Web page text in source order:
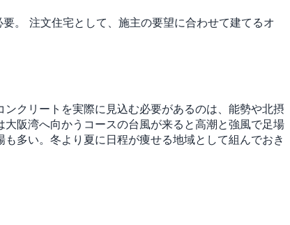
。
注文住宅として、施主の要望に合わせて建てるオ
クリートを実際に見込む必要があるのは、能勢や北摂
阪湾へ向かうコースの台風が来ると高潮と強風で足場
多い。冬より夏に日程が痩せる地域として組んでおき